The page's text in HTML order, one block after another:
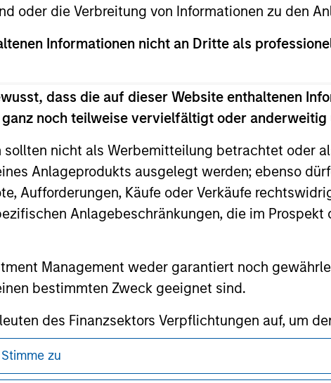
oder die Verbreitung von Informationen zu den
Informationen nicht an Dritte als
dass die auf dieser Website enthaltenen
noch teilweise vervielfältigt oder
nicht als Werbemitteilung betrachtet oder
Anlageprodukts ausgelegt werden; ebenso
Aufforderungen, Käufe oder Verkäufe
Anlagebeschränkungen, die im
Management weder garantiert noch
bestimmten Zweck geeignet sind.
des Finanzsektors Verpflichtungen auf, um
einschließlich Verfahren zur Identifizierung von
Stimme zu
The information contained herein does not constitute and
of an offer to buy any securities in any jurisdiction in which
or other laws of such jurisdiction.
on the strategy, including additional risk considerations.
Datenschutz